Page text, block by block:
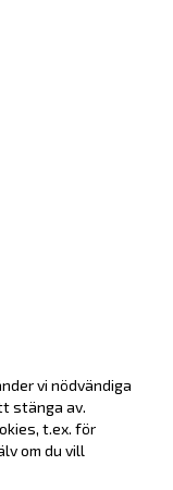
vi nödvändiga
stänga av.
t.ex. för
om du vill